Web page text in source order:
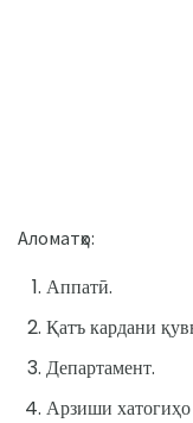
Аломатҳо:
Аппатӣ.
Қатъ кардани
Департамент.
Арзиши хатогиҳо